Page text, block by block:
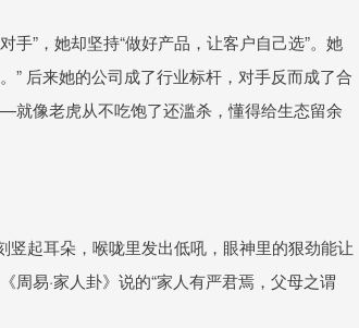
手”，她却坚持“做好产品，让客户自己选”。她
” 后来她的公司成了行业标杆，对手反而成了合
就像老虎从不吃饱了还滥杀，懂得给生态留余
起耳朵，喉咙里发出低吼，眼神里的狠劲能让
周易·家人卦》说的“家人有严君焉，父母之谓